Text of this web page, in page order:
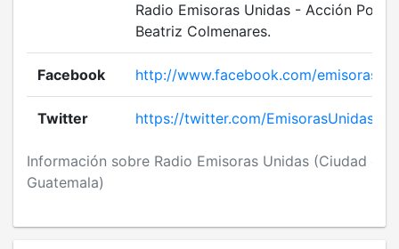
Información sobre Radio Emisoras Unidas (Ciudad de
Guatemala)
Radio Emisoras Unidas - Acción
Beatriz Colmenares.
Facebook http://www.facebook.com/
Twitter https://twitter.com/EmisorasUnidas